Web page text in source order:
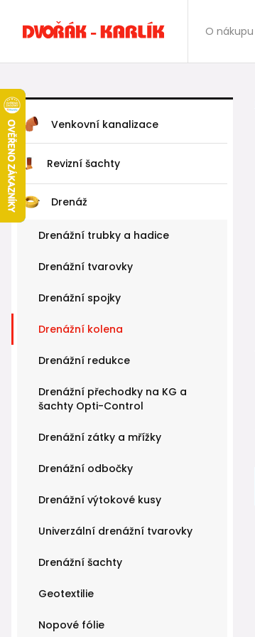
O nákupu
Venkovní kanalizace
Revizní šachty
Drenáž
Drenážní trubky a hadice
Drenážní tvarovky
Drenážní spojky
Drenážní kolena
Drenážní redukce
Drenážní přechodky na KG a
šachty Opti-Control
Drenážní zátky a mřížky
Drenážní odbočky
Drenážní výtokové kusy
Univerzální drenážní tvarovky
Drenážní šachty
Geotextilie
Nopové fólie